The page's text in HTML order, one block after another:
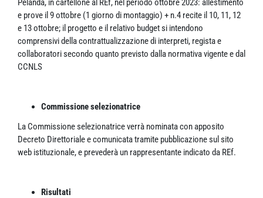
Pelanda, in cartellone al REf, nel periodo ottobre 2023: allestimento
e prove il 9 ottobre (1 giorno di montaggio) + n.4 recite il 10, 11, 12
e 13 ottobre; il progetto e il relativo budget si intendono
comprensivi della contrattualizzazione di interpreti, regista e
collaboratori secondo quanto previsto dalla normativa vigente e dal
CCNLS
Commissione selezionatrice
La Commissione selezionatrice verrà nominata con apposito
Decreto Direttoriale e comunicata tramite pubblicazione sul sito
web istituzionale, e prevederà un rappresentante indicato da REf.
Risultati